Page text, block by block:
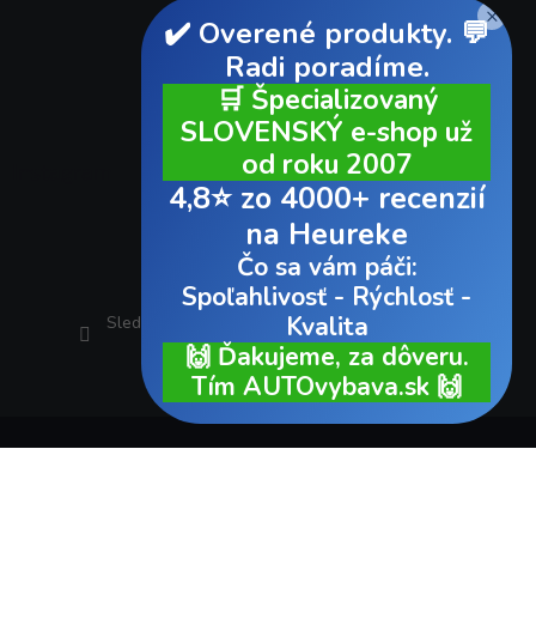
Sledovať na Instagrame
×
✔️ Overené produkty. 💬
Radi poradíme.
🛒 Špecializovaný
SLOVENSKÝ e-shop už
od roku 2007
4,8⭐ zo 4000+ recenzií
na Heureke
Čo sa vám páči:
Spoľahlivosť - Rýchlosť -
Kvalita
🙌 Ďakujeme, za dôveru.
Tím AUTOvybava.sk 🙌